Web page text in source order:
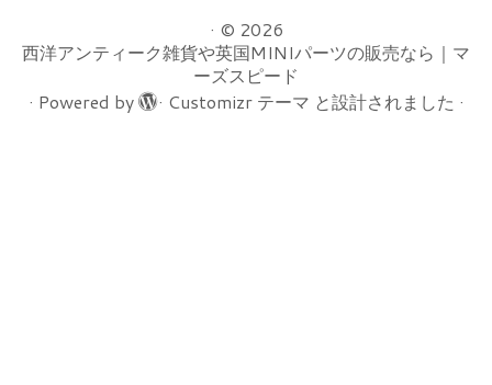
· © 2026
西洋アンティーク雑貨や英国MINIパーツの販売なら｜マ
ーズスピード
· Powered by · Customizr テーマ と設計されました ·